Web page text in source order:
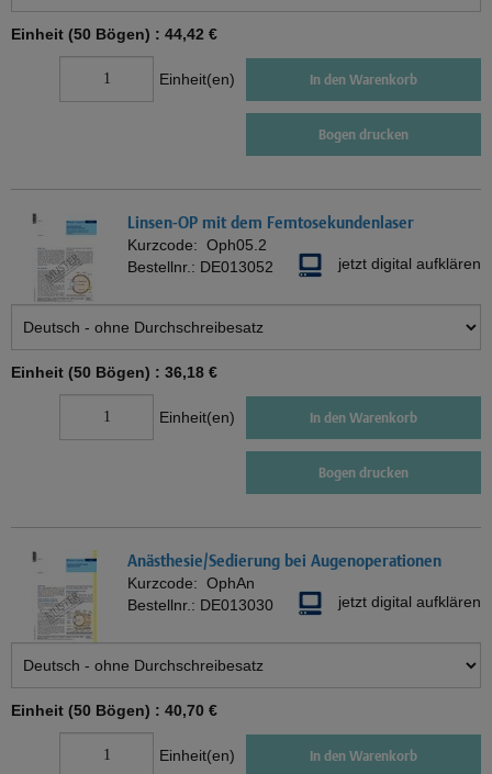
Einheit (50 Bögen) : 44,42 €
Einheit(en) In den Warenkorb
Bogen drucken
Linsen-OP mit dem Femtosekundenlaser
Kurzcode: Oph05.2
Bestellnr.: DE013052 jetzt digital aufklären
Einheit (50 Bögen) : 36,18 €
Einheit(en) In den Warenkorb
Bogen drucken
Anästhesie/Sedierung bei Augenoperationen
Kurzcode: OphAn
Bestellnr.: DE013030 jetzt digital aufklären
Einheit (50 Bögen) : 40,70 €
Einheit(en) In den Warenkorb